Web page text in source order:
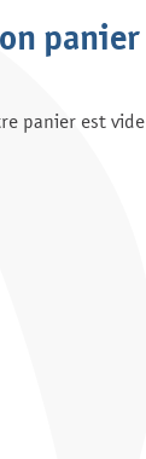
panier
panier est vide